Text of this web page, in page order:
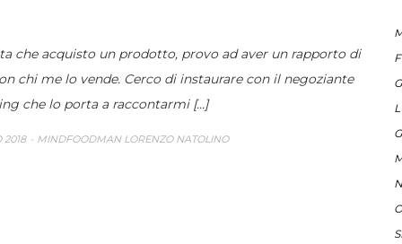
che acquisto un prodotto, provo ad aver un rapporto di
chi me lo vende. Cerco di instaurare con il negoziante
che lo porta a raccontarmi [...]
2018 MINDFOODMAN LORENZO NATOLINO